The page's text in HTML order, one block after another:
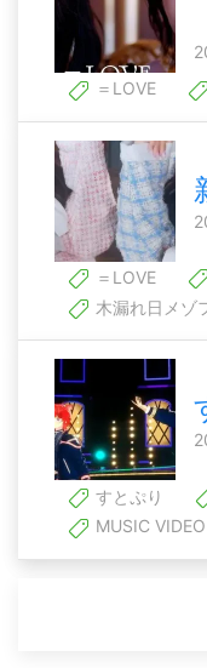
＝LOVE
＝LOVE
木漏れ日メゾ
すとぷり
MUSIC VIDEO